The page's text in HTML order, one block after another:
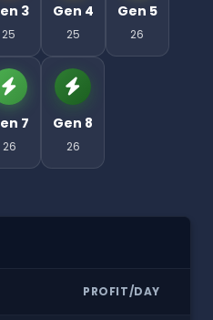
3
25
Gen 4
25
Gen 5
26
7
26
Gen 8
26
PROFIT/DAY